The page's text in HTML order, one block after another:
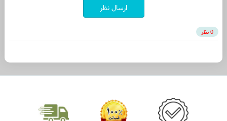
ارسال نظر
0 نظر